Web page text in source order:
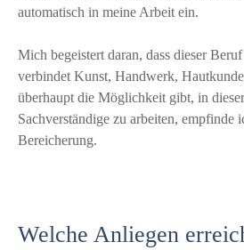
automatisch in meine Arbeit ein.
Mich begeistert daran, dass dieser
verbindet Kunst, Handwerk,
überhaupt die Möglichkeit gibt, in
Sachverständige zu arbeiten, empfinde
Bereicherung.
Welche Anliegen